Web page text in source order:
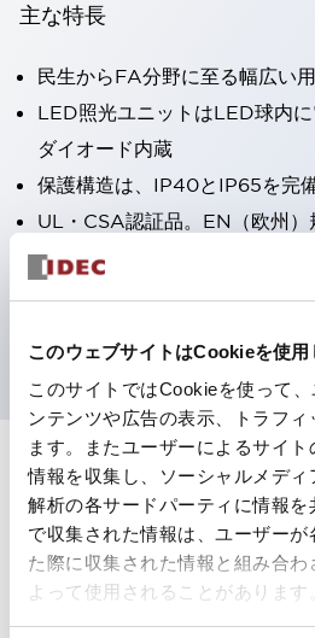
このウェブサイトはCookieを使用
このサイトではCookieを使って
ンテンツや広告の表示、トラフ
ます。またユーザーによるサイ
情報を収集し、ソーシャルメディ
解析の各サードパーティに情報を
で収集された情報は、ユーザーが
た際に収集された情報と組み合わ
よって使用されることがあります
主な特長
民生からFA分野に至る幅広い
LED照光ユニットはLED球内
ダイオード内蔵
保護構造は、IP40とIP65を完
UL・CSA認証品。EN（欧州）
CCC認証品（表示灯は除く）。
ドキュメントとファイル
カタログ 規格・認証 技術文書